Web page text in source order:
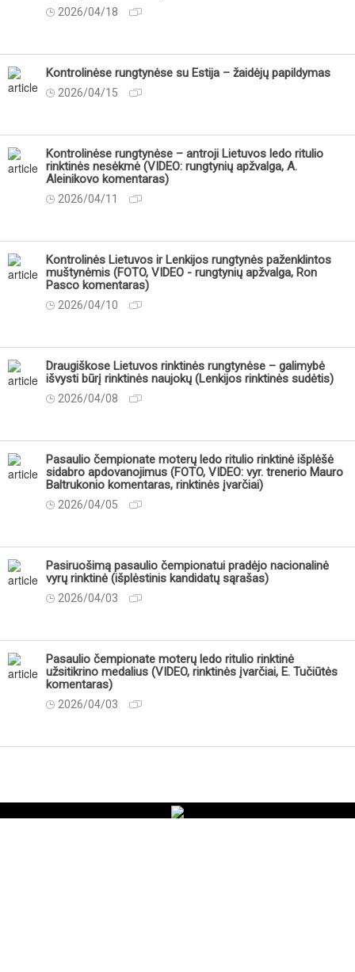
2026/04/18
Kontrolinėse rungtynėse su Estija – žaidėjų papildymas
2026/04/15
Kontrolinėse rungtynėse – antroji Lietuvos ledo ritulio
rinktinės nesėkmė (VIDEO: rungtynių apžvalga, A.
Aleinikovo komentaras)
2026/04/11
Kontrolinės Lietuvos ir Lenkijos rungtynės paženklintos
muštynėmis (FOTO, VIDEO - rungtynių apžvalga, Ron
Pasco komentaras)
2026/04/10
Draugiškose Lietuvos rinktinės rungtynėse – galimybė
išvysti būrį rinktinės naujokų (Lenkijos rinktinės sudėtis)
2026/04/08
Pasaulio čempionate moterų ledo ritulio rinktinė išplėšė
sidabro apdovanojimus (FOTO, VIDEO: vyr. trenerio Mauro
Baltrukonio komentaras, rinktinės įvarčiai)
2026/04/05
Pasiruošimą pasaulio čempionatui pradėjo nacionalinė
vyrų rinktinė (išplėstinis kandidatų sąrašas)
2026/04/03
Pasaulio čempionate moterų ledo ritulio rinktinė
užsitikrino medalius (VIDEO, rinktinės įvarčiai, E. Tučiūtės
komentaras)
2026/04/03